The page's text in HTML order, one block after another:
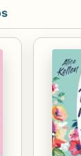
semanas, te
y a entrenar
y despertar su
de los
este libro
claves de cada
con
Estos...